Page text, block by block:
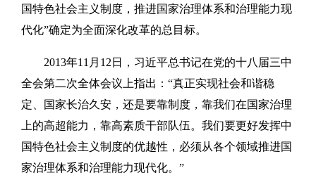
国特色社会主义制度，推进国家治理体系和治理能力现
代化”确定为全面深化改革的总目标。
2013年11月12日，习近平总书记在党的十八届三中
全会第二次全体会议上指出：“真正实现社会和谐稳
定、国家长治久安，还是要靠制度，靠我们在国家治理
上的高超能力，靠高素质干部队伍。我们要更好发挥中
国特色社会主义制度的优越性，必须从各个领域推进国
家治理体系和治理能力现代化。”